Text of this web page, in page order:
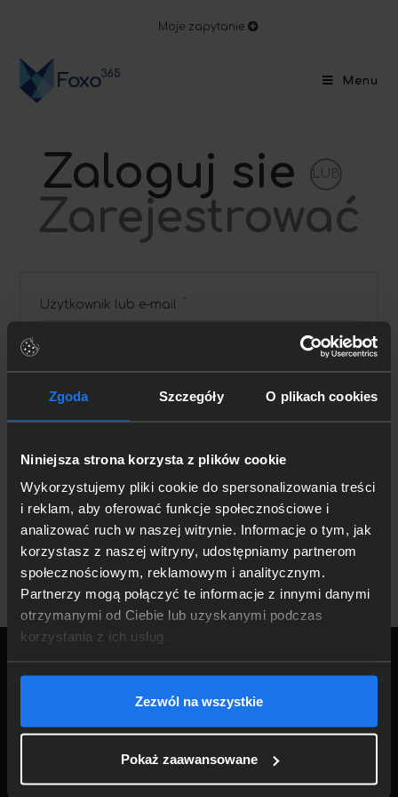
Zgoda Szczegóły O plikach cookies
Niniejsza strona korzysta z plików cookie
Wykorzystujemy pliki cookie do spersonalizowania treści
i reklam, aby oferować funkcje społecznościowe i
analizować ruch w naszej witrynie. Informacje o tym, jak
korzystasz z naszej witryny, udostępniamy partnerom
społecznościowym, reklamowym i analitycznym.
Partnerzy mogą połączyć te informacje z innymi danymi
otrzymanymi od Ciebie lub uzyskanymi podczas
korzystania z ich usług.
Zezwól na wszystkie
Pokaż zaawansowane
Moje zapytanie
Menu
Zaloguj sie LUB
Zarejestrować
Użytkownik lub e-mail *
Hasło
Zapamiętaj mnie ZALOGUJ SIĘ
Nie pamiętasz hasła?
Foxo 365
USŁUGI